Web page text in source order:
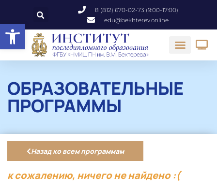
Открыть панель инструментов
8 (812) 670-02-73 (9:00-17:00)
edu@bekhterev.online
ОБРАЗОВАТЕЛЬНЫЕ
ПРОГРАММЫ
Назад ко всем программам
к сожалению, ничего не найдено :(